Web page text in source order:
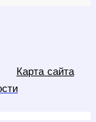
Карта сайта